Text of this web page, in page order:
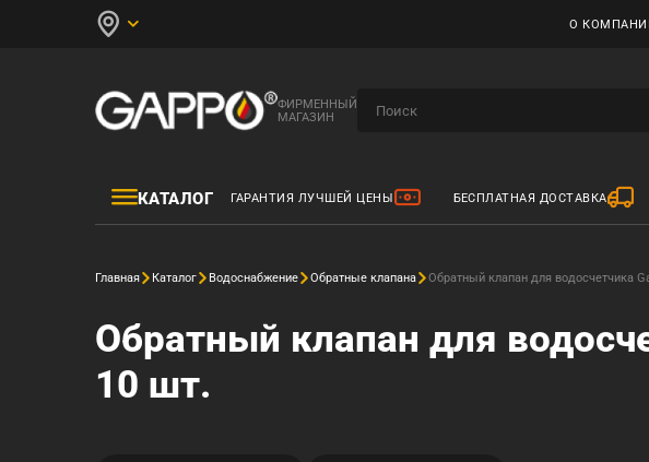
О
ФИРМЕННЫЙ
МАГАЗИН
КАТАЛОГ ГАРАНТИЯ ЛУЧШЕЙ ЦЕНЫ БЕСПЛАТНАЯ ДОСТАВКА
Главная Каталог Водоснабжение Обратные клапана Обратный клапан для водосчетчика
Обратный клапан для
10 шт.